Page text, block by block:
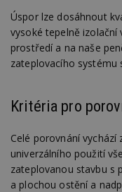
Úspor lze dosáhnout
vysoké tepelně izolační
prostředí a na naše
zateplovacího systému
Kritéria pro
Celé porovnání
univerzálního použití
zateplovanou stavbu s
a plochou ostění a